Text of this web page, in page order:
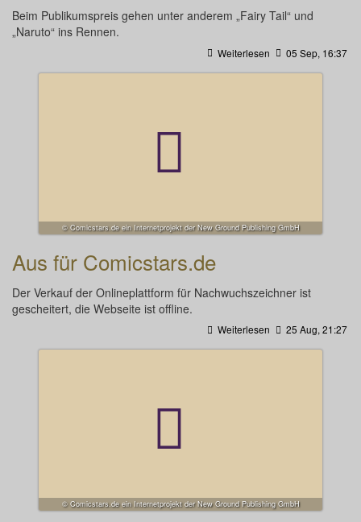
Beim Publikumspreis gehen unter anderem „Fairy Tail“ und
„Naruto“ ins Rennen.
Weiterlesen 05 Sep, 16:37
© Comicstars.de ein Internetprojekt der New Ground Publishing GmbH
Aus für Comicstars.de
Der Verkauf der Onlineplattform für Nachwuchszeichner ist
gescheitert, die Webseite ist offline.
Weiterlesen 25 Aug, 21:27
© Comicstars.de ein Internetprojekt der New Ground Publishing GmbH